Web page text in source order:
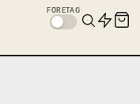
FÖRETAG